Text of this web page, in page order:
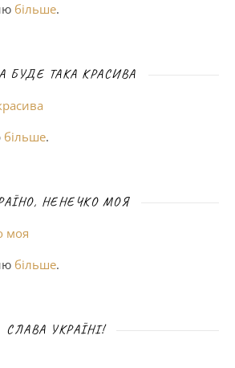
більше.
БУДЕ ТАКА КРАСИВА
більше.
НЕНЕЧКО МОЯ
більше.
СЛАВА УКРАЇНІ!